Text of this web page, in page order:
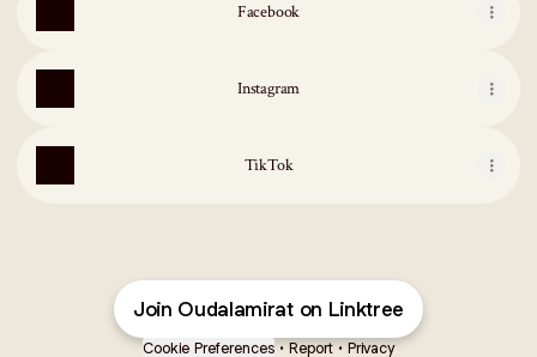
Facebook
Instagram
TikTok
Join Oudalamirat on Linktree
Cookie Preferences • Report • Privacy